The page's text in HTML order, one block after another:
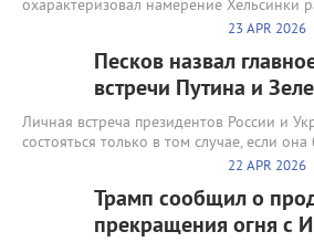
охарактеризовал намерение Хельсинки
23 APR 2026
Песков назвал
встречи Путина и
Личная встреча президентов России и
состояться только в том случае, если она
22 APR 2026
Трамп сообщил о
прекращения огня с